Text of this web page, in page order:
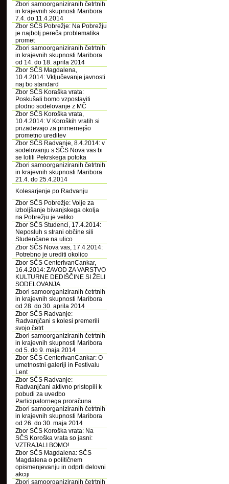
Zbori samoorganiziranih četrtnih
in krajevnih skupnosti Maribora
7.4. do 11.4.2014
Zbor SČS Pobrežje: Na Pobrežju
je najbolj pereča problematika
promet
Zbori samoorganiziranih četrtnih
in krajevnih skupnosti Maribora
od 14. do 18. aprila 2014
Zbor SČS Magdalena,
10.4.2014: Vključevanje javnosti
naj bo standard
Zbor SČS Koraška vrata:
Poskušali bomo vzpostaviti
plodno sodelovanje z MČ
Zbor SČS Koroška vrata,
10.4.2014: V Koroških vratih si
prizadevajo za primernejšo
prometno ureditev
Zbor SČS Radvanje, 8.4.2014: v
sodelovanju s SČS Nova vas bi
se lotili Pekrskega potoka
Zbori samoorganiziranih četrtnih
in krajevnih skupnosti Maribora
21.4. do 25.4.2014
Kolesarjenje po Radvanju
Zbor SČS Pobrežje: Volje za
izboljšanje bivanjskega okolja
na Pobrežju je veliko
Zbor SČS Studenci, 17.4.2014:
Neposluh s strani občine sili
Studenčane na ulico
Zbor SČS Nova vas, 17.4.2014:
Potrebno je urediti okolico
Zbor SČS CenterIvanCankar,
16.4.2014: ZAVOD ZA VARSTVO
KULTURNE DEDIŠČINE SI ŽELI
SODELOVANJA
Zbori samoorganiziranih četrtnih
in krajevnih skupnosti Maribora
od 28. do 30. aprila 2014
Zbor SČS Radvanje:
Radvanjčani s kolesi premerili
svojo četrt
Zbori samoorganiziranih četrtnih
in krajevnih skupnosti Maribora
od 5. do 9. maja 2014
Zbor SČS CenterIvanCankar: O
umetnostni galeriji in Festivalu
Lent
Zbor SČS Radvanje:
Radvanjčani aktivno pristopili k
pobudi za uvedbo
Participatornega proračuna
Zbori samoorganiziranih četrtnih
in krajevnih skupnosti Maribora
od 26. do 30. maja 2014
Zbor SČS Koroška vrata: Na
SČS Koroška vrata so jasni:
VZTRAJALI BOMO!
Zbor SČS Magdalena: SČS
Magdalena o političnem
opismenjevanju in odprti delovni
akciji
Zbori samoorganiziranih četrtnih